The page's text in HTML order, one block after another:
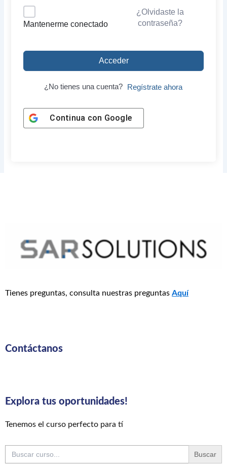
Mantenerme conectado
¿Olvidaste la
contraseña?
Acceder
¿No tienes una cuenta? Regístrate ahora
Continua con Google
Tienes preguntas, consulta nuestras preguntas Aquí
Contáctanos
Explora tus oportunidades!
Tenemos el curso perfecto para tí
Buscar: